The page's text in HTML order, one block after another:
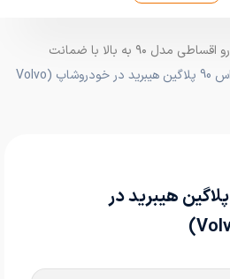
خودرو شاپ، خرید و فروش خودرو اقساطی مدل ۹۰ به بالا با ضمانت
» تحلیل ولوو اس 90 پلاگین هیبرید در خودروشاپ (Volvo
تحلیل ولوو اس 90 پلاگین هیبرید در